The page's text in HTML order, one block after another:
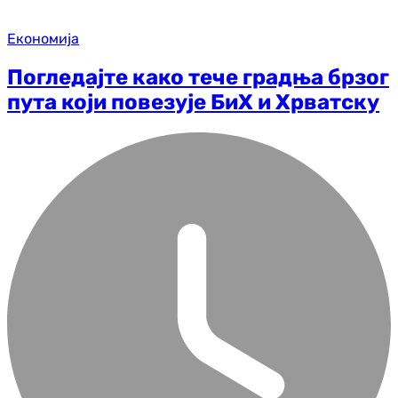
Економија
Погледајте како тече градња брзог
пута који повезује БиХ и Хрватску